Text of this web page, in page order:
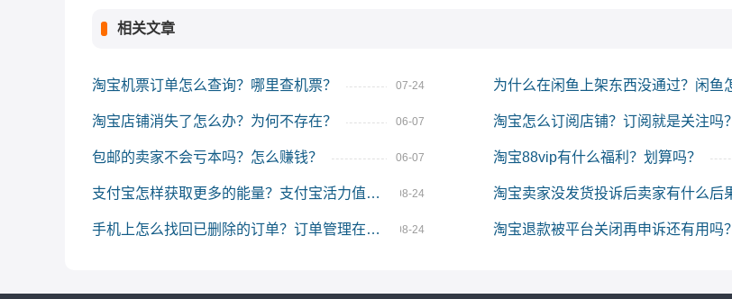
相关文章
淘宝机票订单怎么查询？哪里查机票？ 07-24
淘宝店铺消失了怎么办？为何不存在？ 06-07 淘宝怎么订阅店铺？订阅就是关注吗？
包邮的卖家不会亏本吗？怎么赚钱？ 06-07 淘宝88vip有什么福利？划算吗？
支付宝怎样获取更多的能量？支付宝活力值怎么提升？ 08-24
手机上怎么找回已删除的订单？订单管理在哪里？ 08-24